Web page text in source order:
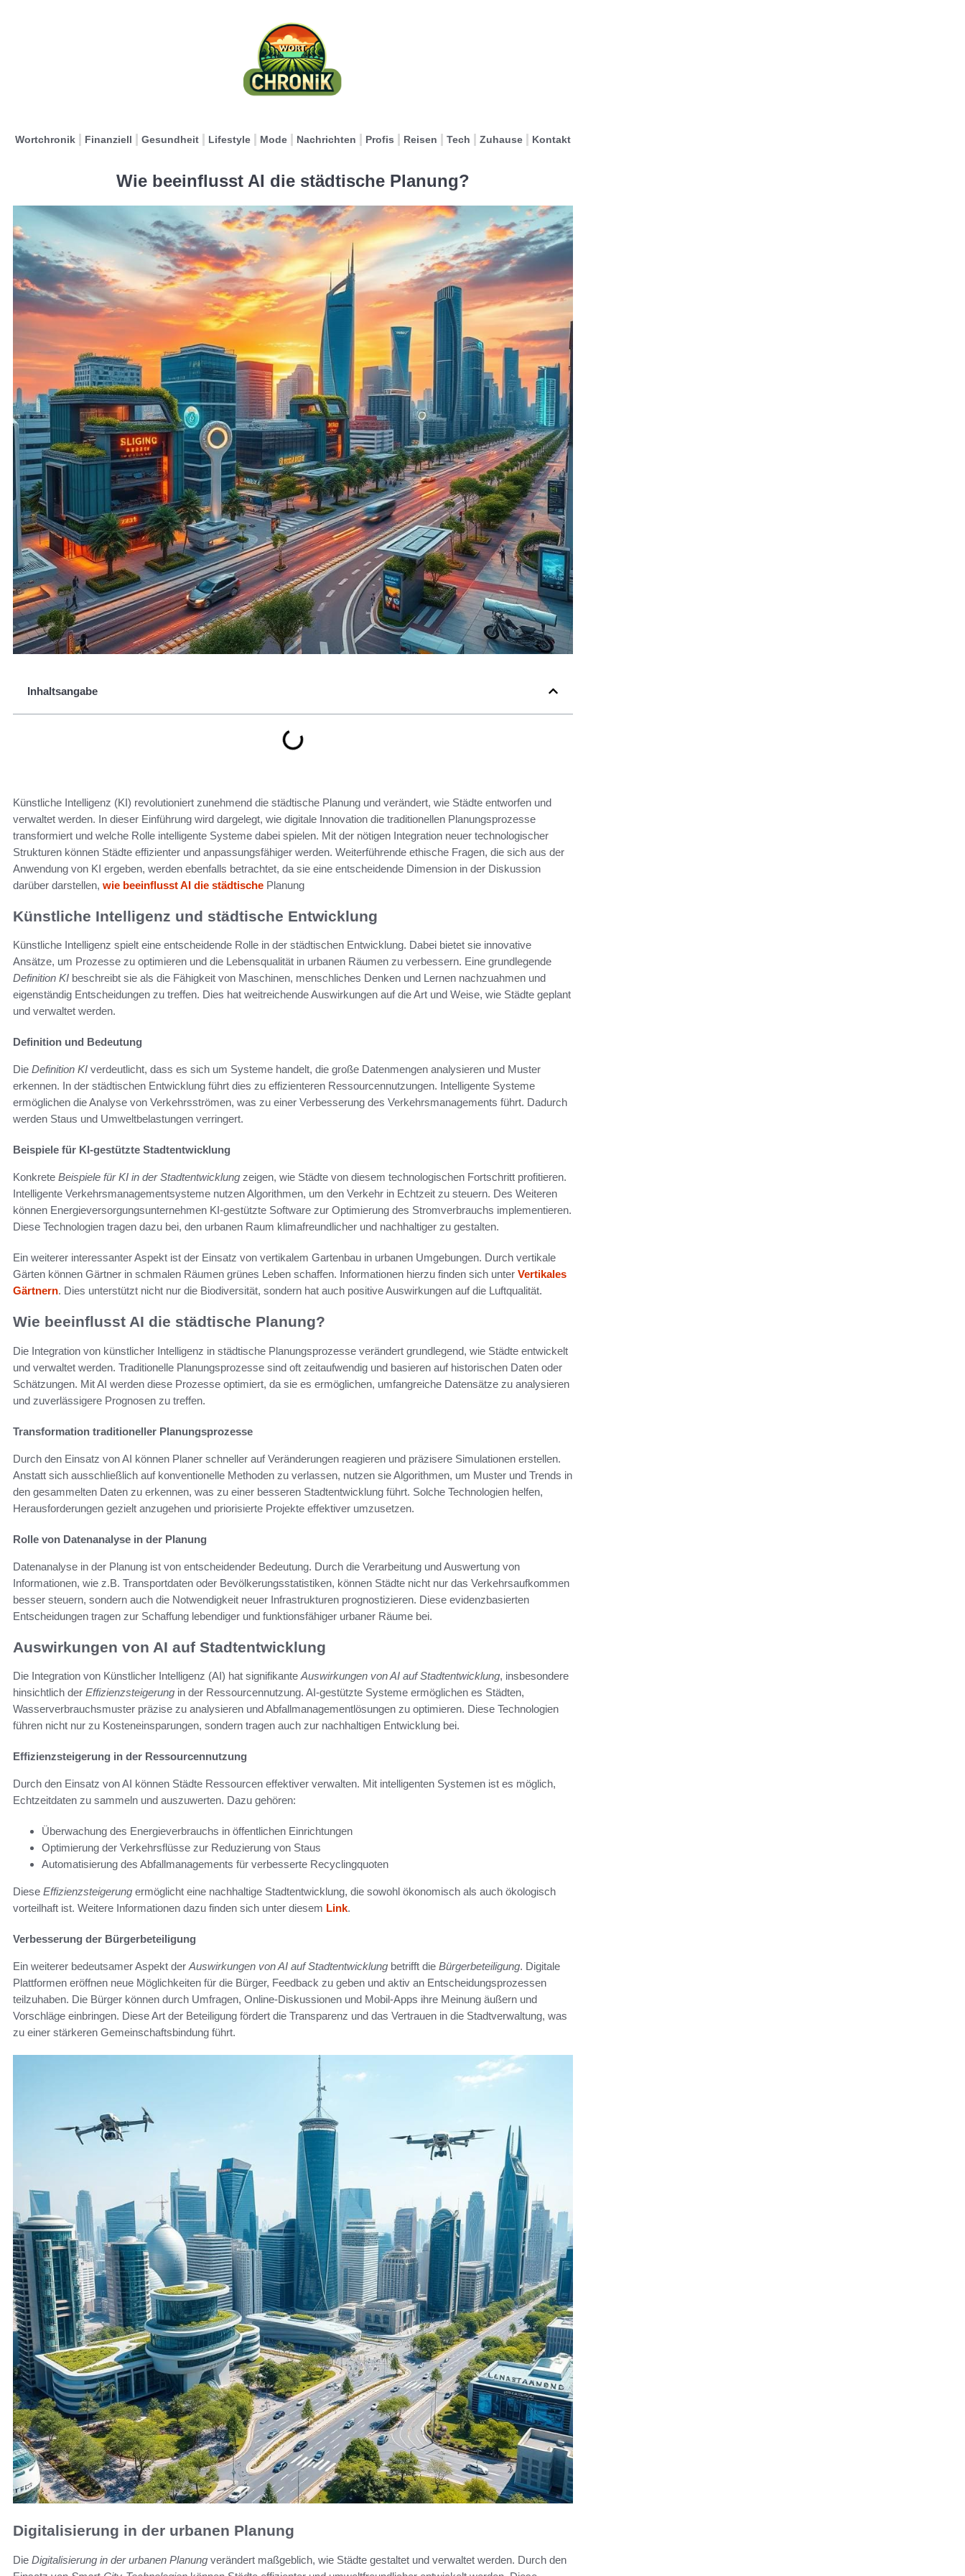
Wortchronik Finanziell Gesundheit Lifestyle Mode Nachrichten Profis Reisen Tech Zuhause Kontakt
Wie beeinflusst AI die städtische Planung?
Inhaltsangabe
Künstliche Intelligenz (KI) revolutioniert zunehmend die städtische Planung und verändert, wie Städte entworfen und
verwaltet werden. In dieser Einführung wird dargelegt, wie digitale Innovation die traditionellen Planungsprozesse
transformiert und welche Rolle intelligente Systeme dabei spielen. Mit der nötigen Integration neuer technologischer
Strukturen können Städte effizienter und anpassungsfähiger werden. Weiterführende ethische Fragen, die sich aus der
Anwendung von KI ergeben, werden ebenfalls betrachtet, da sie eine entscheidende Dimension in der Diskussion
darüber darstellen, wie beeinflusst AI die städtische Planung
Künstliche Intelligenz und städtische Entwicklung
Künstliche Intelligenz spielt eine entscheidende Rolle in der städtischen Entwicklung. Dabei bietet sie innovative
Ansätze, um Prozesse zu optimieren und die Lebensqualität in urbanen Räumen zu verbessern. Eine grundlegende
Definition KI beschreibt sie als die Fähigkeit von Maschinen, menschliches Denken und Lernen nachzuahmen und
eigenständig Entscheidungen zu treffen. Dies hat weitreichende Auswirkungen auf die Art und Weise, wie Städte geplant
und verwaltet werden.
Definition und Bedeutung
Die Definition KI verdeutlicht, dass es sich um Systeme handelt, die große Datenmengen analysieren und Muster
erkennen. In der städtischen Entwicklung führt dies zu effizienteren Ressourcennutzungen. Intelligente Systeme
ermöglichen die Analyse von Verkehrsströmen, was zu einer Verbesserung des Verkehrsmanagements führt. Dadurch
werden Staus und Umweltbelastungen verringert.
Beispiele für KI-gestützte Stadtentwicklung
Konkrete Beispiele für KI in der Stadtentwicklung zeigen, wie Städte von diesem technologischen Fortschritt profitieren.
Intelligente Verkehrsmanagementsysteme nutzen Algorithmen, um den Verkehr in Echtzeit zu steuern. Des Weiteren
können Energieversorgungsunternehmen KI-gestützte Software zur Optimierung des Stromverbrauchs implementieren.
Diese Technologien tragen dazu bei, den urbanen Raum klimafreundlicher und nachhaltiger zu gestalten.
Ein weiterer interessanter Aspekt ist der Einsatz von vertikalem Gartenbau in urbanen Umgebungen. Durch vertikale
Gärten können Gärtner in schmalen Räumen grünes Leben schaffen. Informationen hierzu finden sich unter Vertikales
Gärtnern. Dies unterstützt nicht nur die Biodiversität, sondern hat auch positive Auswirkungen auf die Luftqualität.
Wie beeinflusst AI die städtische Planung?
Die Integration von künstlicher Intelligenz in städtische Planungsprozesse verändert grundlegend, wie Städte entwickelt
und verwaltet werden. Traditionelle Planungsprozesse sind oft zeitaufwendig und basieren auf historischen Daten oder
Schätzungen. Mit AI werden diese Prozesse optimiert, da sie es ermöglichen, umfangreiche Datensätze zu analysieren
und zuverlässigere Prognosen zu treffen.
Transformation traditioneller Planungsprozesse
Durch den Einsatz von AI können Planer schneller auf Veränderungen reagieren und präzisere Simulationen erstellen.
Anstatt sich ausschließlich auf konventionelle Methoden zu verlassen, nutzen sie Algorithmen, um Muster und Trends in
den gesammelten Daten zu erkennen, was zu einer besseren Stadtentwicklung führt. Solche Technologien helfen,
Herausforderungen gezielt anzugehen und priorisierte Projekte effektiver umzusetzen.
Rolle von Datenanalyse in der Planung
Datenanalyse in der Planung ist von entscheidender Bedeutung. Durch die Verarbeitung und Auswertung von
Informationen, wie z.B. Transportdaten oder Bevölkerungsstatistiken, können Städte nicht nur das Verkehrsaufkommen
besser steuern, sondern auch die Notwendigkeit neuer Infrastrukturen prognostizieren. Diese evidenzbasierten
Entscheidungen tragen zur Schaffung lebendiger und funktionsfähiger urbaner Räume bei.
Auswirkungen von AI auf Stadtentwicklung
Die Integration von Künstlicher Intelligenz (AI) hat signifikante Auswirkungen von AI auf Stadtentwicklung, insbesondere
hinsichtlich der Effizienzsteigerung in der Ressourcennutzung. AI-gestützte Systeme ermöglichen es Städten,
Wasserverbrauchsmuster präzise zu analysieren und Abfallmanagementlösungen zu optimieren. Diese Technologien
führen nicht nur zu Kosteneinsparungen, sondern tragen auch zur nachhaltigen Entwicklung bei.
Effizienzsteigerung in der Ressourcennutzung
Durch den Einsatz von AI können Städte Ressourcen effektiver verwalten. Mit intelligenten Systemen ist es möglich,
Echtzeitdaten zu sammeln und auszuwerten. Dazu gehören:
Überwachung des Energieverbrauchs in öffentlichen Einrichtungen
Optimierung der Verkehrsflüsse zur Reduzierung von Staus
Automatisierung des Abfallmanagements für verbesserte Recyclingquoten
Diese Effizienzsteigerung ermöglicht eine nachhaltige Stadtentwicklung, die sowohl ökonomisch als auch ökologisch
vorteilhaft ist. Weitere Informationen dazu finden sich unter diesem Link.
Verbesserung der Bürgerbeteiligung
Ein weiterer bedeutsamer Aspekt der Auswirkungen von AI auf Stadtentwicklung betrifft die Bürgerbeteiligung. Digitale
Plattformen eröffnen neue Möglichkeiten für die Bürger, Feedback zu geben und aktiv an Entscheidungsprozessen
teilzuhaben. Die Bürger können durch Umfragen, Online-Diskussionen und Mobil-Apps ihre Meinung äußern und
Vorschläge einbringen. Diese Art der Beteiligung fördert die Transparenz und das Vertrauen in die Stadtverwaltung, was
zu einer stärkeren Gemeinschaftsbindung führt.
Digitalisierung in der urbanen Planung
Die Digitalisierung in der urbanen Planung verändert maßgeblich, wie Städte gestaltet und verwaltet werden. Durch den